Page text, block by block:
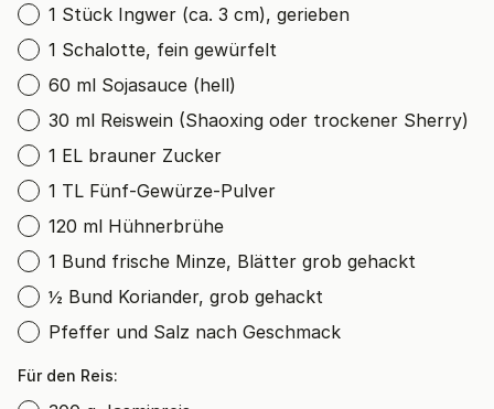
1 Stück Ingwer (ca. 3 cm), gerieben
1 Schalotte, fein gewürfelt
60 ml Sojasauce (hell)
30 ml Reiswein (Shaoxing oder trockener Sherry)
1 EL brauner Zucker
1 TL Fünf-Gewürze-Pulver
120 ml Hühnerbrühe
1 Bund frische Minze, Blätter grob gehackt
½ Bund Koriander, grob gehackt
Pfeffer und Salz nach Geschmack
Für den Reis: